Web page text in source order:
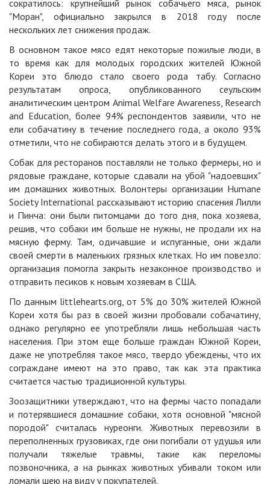
сократилось: крупнейший рынок собачьего мяса, рынок
"Моран", официально закрылся в 2018 году после
нескольких лет снижения продаж.
В основном такое мясо едят некоторые пожилые люди, в
то время как для молодых городских жителей Южной
Кореи это блюдо стало своего рода табу. Согласно
результатам опроса, опубликованного сеульским
аналитическим центром Animal Welfare Awareness, Research
and Education, более 94% респондентов заявили, что не
ели собачатину в течение последнего года, а около 93%
отметили, что не собираются делать этого и в будущем.
Собак для ресторанов поставляли не только фермеры, но и
рядовые граждане, которые сдавали на убой "надоевших"
им домашних животных. Волонтеры организации Humane
Society International рассказывают историю спасения Лилли
и Пинча: они были питомцами до того дня, пока хозяева,
решив, что собаки им больше не нужны, не продали их на
мясную ферму. Там, одичавшие и испуганные, они ждали
своей смерти в маленьких грязных клетках. Но им повезло:
организация помогла закрыть незаконное производство и
отправить песиков к новым хозяевам в США.
По данным littlehearts.org, от 5% до 30% жителей Южной
Кореи хотя бы раз в своей жизни пробовали собачатину,
однако регулярно ее употребляли лишь небольшая часть
населения. При этом еще больше граждан Южной Кореи,
даже не употребляя такое мясо, твердо убеждены, что их
сограждане имеют на это право, так как эта практика
считается частью традиционной культуры.
Зоозащитники утверждают, что на фермы часто попадали
и потерявшиеся домашние собаки, хотя основной "мясной
породой" считалась нуреонги. Животных перевозили в
переполненных грузовиках, где они погибали от удушья или
получали тяжелые травмы, такие как переломы
позвоночника, а на рынках животных убивали током или
ломали шею на виду у покупателей.